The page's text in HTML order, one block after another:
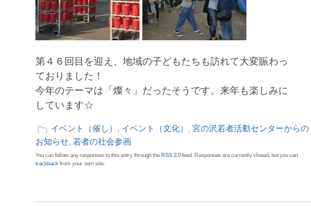
第４６回目を迎え、地域の子どもたちも訪れて大変賑わっ
ておりました！
今年のテーマは「燦々」だったそうです。来年も楽しみに
しています☆
イベント（催し） , イベント（文化） , 宮の沢若者活動センターからの
お知らせ, 若者の社会参画
You can follow any responses to this entry through the RSS 2.0 feed. Responses are currently closed, but you can
trackback from your own site.